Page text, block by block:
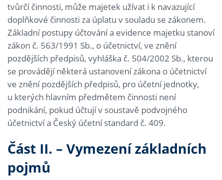
tvůrčí činnosti, může majetek užívat i k navazující
doplňkové činnosti za úplatu v souladu se zákonem.
Základní postupy účtování a evidence majetku stanoví
zákon č. 563/1991 Sb., o účetnictví, ve znění
pozdějších předpisů, vyhláška č. 504/2002 Sb., kterou
se provádějí některá ustanovení zákona o účetnictví
ve znění pozdějších předpisů, pro účetní jednotky,
u kterých hlavním předmětem činnosti není
podnikání, pokud účtují v soustavě podvojného
účetnictví a Český účetní standard č. 409.
Část II. – Vymezení základních
pojmů